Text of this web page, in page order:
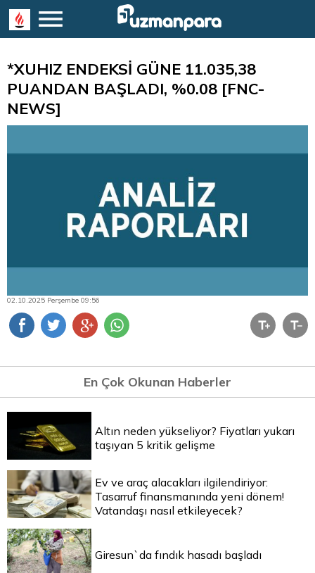
*XUHIZ ENDEKSİ GÜNE 11.035,38
PUANDAN BAŞLADI, %0.08 [FNC-
NEWS]
02.10.2025 Perşembe 09:56
En Çok Okunan Haberler
Altın neden yükseliyor? Fiyatları yukarı
taşıyan 5 kritik gelişme
Ev ve araç alacakları ilgilendiriyor:
Tasarruf finansmanında yeni dönem!
Vatandaşı nasıl etkileyecek?
Giresun`da fındık hasadı başladı